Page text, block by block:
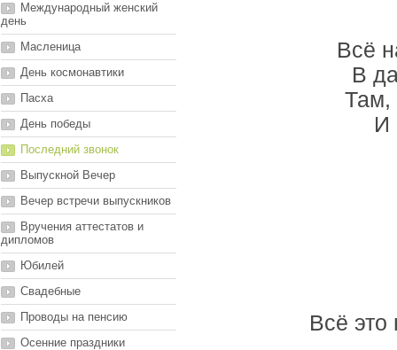
Международный женский
день
Масленица
День космонавтики
Пасха
День победы
Последний звонок
Выпускной Вечер
Вечер встречи выпускников
Вручения аттестатов и
дипломов
Юбилей
Свадебные
Проводы на пенсию
Осенние праздники
Всё
В
Там,
И
Всё это